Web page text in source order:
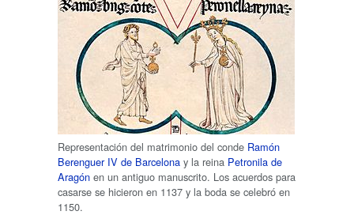
Representación del matrimonio del conde Ramón
Berenguer IV de Barcelona y la reina Petronila de
Aragón en un antiguo manuscrito. Los acuerdos para
casarse se hicieron en 1137 y la boda se celebró en
1150.